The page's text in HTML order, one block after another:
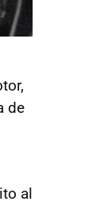
de
al